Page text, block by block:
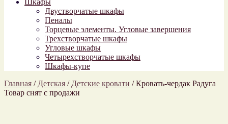
Шкафы
Двустворчатые шкафы
Пеналы
Торцевые элементы. Угловые завершения
Трехстворчатые шкафы
Угловые шкафы
Четырехстворчатые шкафы
Шкафы-купе
Главная / Детская / Детские кровати /Кровать-чердак Радуга
Товар снят с продажи